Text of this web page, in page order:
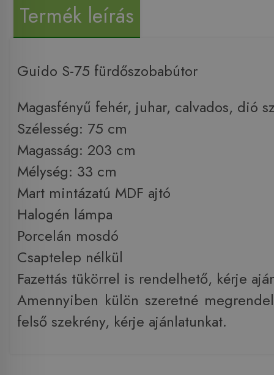
Termék leírás
Guido S-75 fürdőszobabútor
Magasfényű fehér, juhar, calvados, dió
Szélesség: 75 cm
Magasság: 203 cm
Mélység: 33 cm
Mart mintázatú MDF ajtó
Halogén lámpa
Porcelán mosdó
​Csaptelep nélkül
Fazettás tükörrel is rendelhető, kérje
​Amennyiben külön szeretné
felső szekrény, kérje ajánlatunkat.